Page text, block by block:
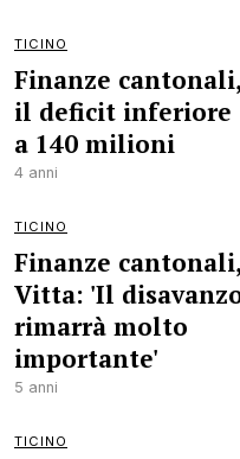
TICINO
Finanze cantonali,
il deficit inferiore
a 140 milioni
4 anni
TICINO
Finanze cantonali,
Vitta: 'Il
rimarrà molto
importante'
5 anni
TICINO